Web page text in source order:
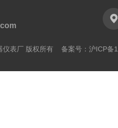
仪表厂 版权所有 备案号：沪ICP备